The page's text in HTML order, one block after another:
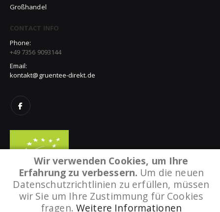
Wir verwenden Cookies, um Ihre
Erfahrung zu verbessern. Um die neuen
Datenschutzrichtlinien zu erfüllen, müssen
wir Sie um Ihre Zustimmung für Cookies
fragen. Weitere Informationen
Großhandel
CONTACT INFO
Phone:
+49 7356 9093144
Email:
kontakt@gruentee-direkt.de